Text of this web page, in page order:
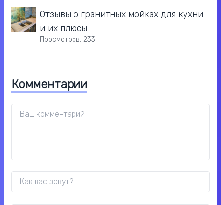
Отзывы о гранитных мойках для кухни
и их плюсы
Просмотров: 233
Комментарии